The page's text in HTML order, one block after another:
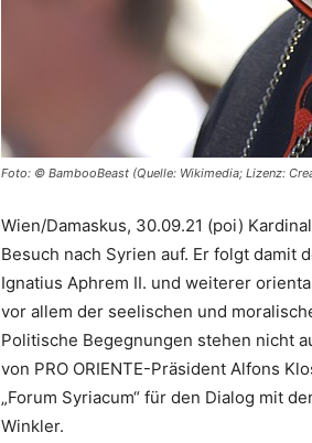
Foto: © BambooBeast (Quelle: Wikimedia; Lizenz:
Wien/Damaskus, 30.09.21 (poi)
Besuch nach Syrien auf. Er folgt
Ignatius Aphrem II. und weiterer
vor allem der seelischen und
Politische Begegnungen stehen nicht
von PRO ORIENTE-Präsident Alfons
„Forum Syriacum“ für den Dialog mit
Winkler.